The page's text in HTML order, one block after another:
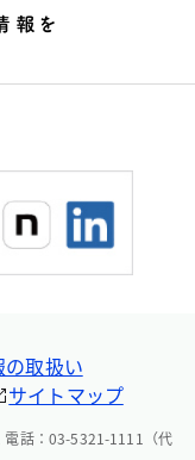
取扱い
サイトマップ
電話：03-5321-1111（代